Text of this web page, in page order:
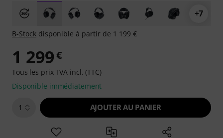
+7
B-Stock disponible à partir de 1 199 €
1 299€
Tous les prix TVA incl. (TTC)
Disponible immédiatement
1 AJOUTER AU PANIER